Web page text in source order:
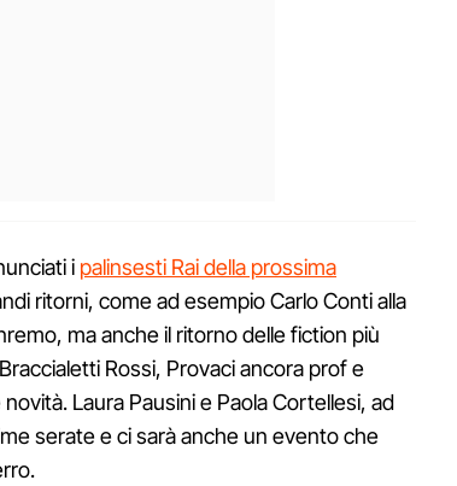
i palinsesti Rai della prossima
ritorni, come ad esempio Carlo Conti alla
ma anche il ritorno delle fiction più
Rossi, Provaci ancora prof e
Laura Pausini e Paola Cortellesi, ad
serate e ci sarà anche un evento che